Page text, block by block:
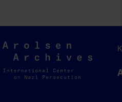
Arolsen
Archives